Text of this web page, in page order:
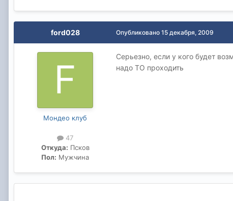
ford028
Мондео клуб
47
Откуда: Псков
Пол: Мужчина
Опубликовано 15 декабря, 2009
Серьезно, если у кого будет
надо ТО проходить